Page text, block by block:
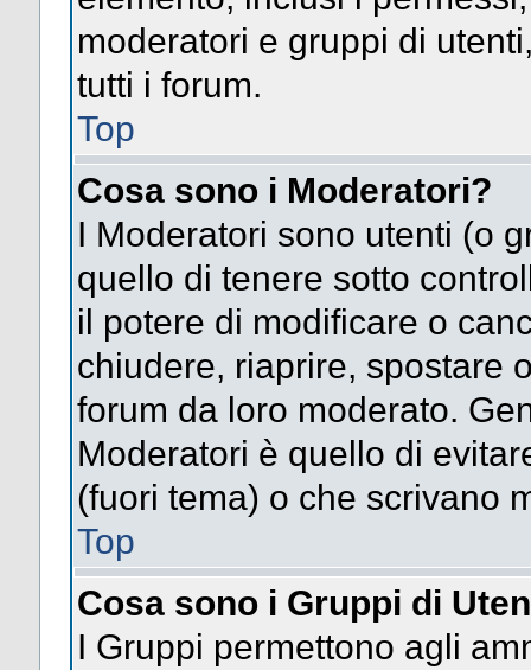
moderatori e gruppi di
tutti i forum.
Top
Cosa sono i Moderatori?
I Moderatori sono utenti (o
quello di tenere sotto
il potere di modificare o
chiudere, riaprire, spostare
forum da loro moderato.
Moderatori è quello di
(fuori tema) o che scrivano
Top
Cosa sono i Gruppi di
I Gruppi permettono agli